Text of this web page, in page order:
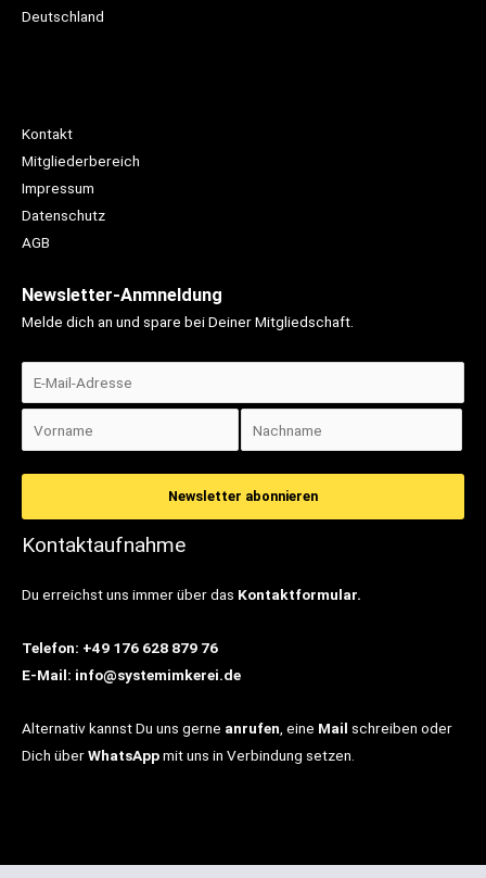
Deutschland
Kontakt
Mitgliederbereich
Impressum
Datenschutz
AGB
Newsletter-Anmneldung
Melde dich an und spare bei Deiner Mitgliedschaft.
Kontaktaufnahme
Du erreichst uns immer über das Kontaktformular.
Telefon: +49 176 628 879 76
E-Mail: info@systemimkerei.de
Alternativ kannst Du uns gerne anrufen , eine Mail schreiben oder
Dich überWhatsAppmit uns in Verbindung setzen.